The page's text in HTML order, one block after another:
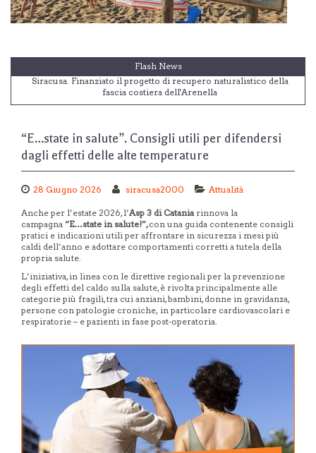
Flash News
Vittoria. Niente falò in spiaggia a San Lorenzo e Ferragosto,
sicurezza e decoro
L'angolo di don Raffaele Aprile. "Lacrime di Perla", poesia
interpretata da Claudia Koll
Regione. Più risorse per i Comuni nella manovra Coesione e
Crescita, soddisfatta l’Anci
fascia costiera dell'Arenella
“E…state in salute”. Consigli utili per difendersi
dagli effetti delle alte temperature
28 Giugno 2026 siracusa2000 Attualità
Anche per l’estate 2026, l’Asp 3 di Catania rinnova la
campagna “E…state in salute!”,con una guida contenente consigli
pratici e indicazioni utili per affrontare in sicurezza i mesi più
caldi dell’anno e adottare comportamenti corretti a tutela della
propria salute.
L’iniziativa, in linea con le direttive regionali per la prevenzione
degli effetti del caldo sulla salute, è rivolta principalmente alle
categorie più fragili, tra cui anziani, bambini, donne in gravidanza,
persone con patologie croniche, in particolare cardiovascolari e
respiratorie – e pazienti in fase post-operatoria.